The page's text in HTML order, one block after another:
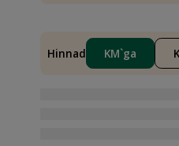
Hinnad KM`ga